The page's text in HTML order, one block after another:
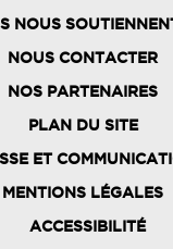
NOUS
NOUS CONTACTER
NOS PARTENAIRES
PLAN DU SITE
ET
MENTIONS LÉGALES
ACCESSIBILITÉ